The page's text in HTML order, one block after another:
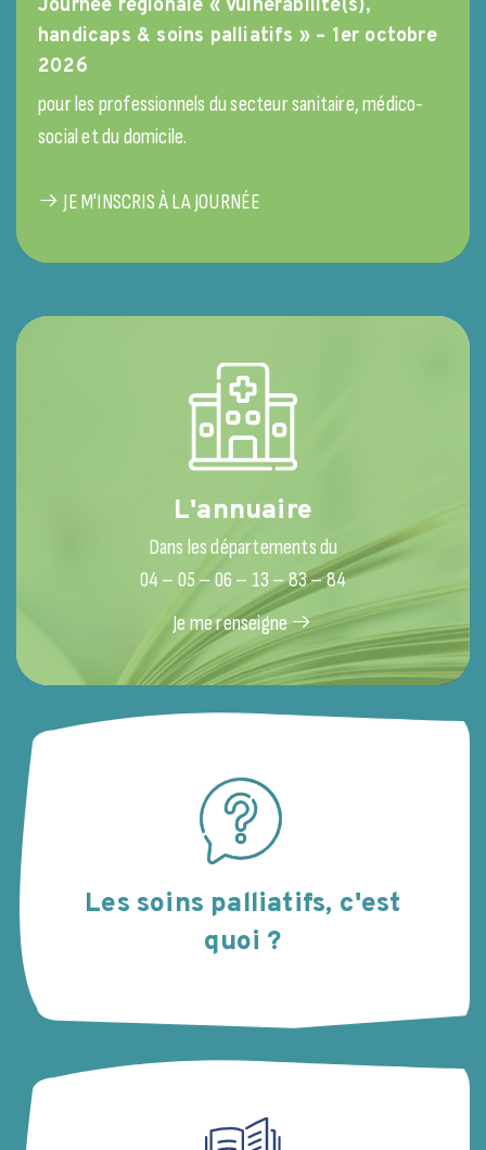
Journée régionale « Vulnérabilité(s),
handicaps & soins palliatifs » – 1er octobre
2026
pour les professionnels du secteur sanitaire, médico-
social et du domicile.
JE M'INSCRIS À LA JOURNÉE
L'annuaire
Dans les départements du
04 – 05 – 06 – 13 – 83 – 84
Je me renseigne
Les soins palliatifs, c'est
quoi ?